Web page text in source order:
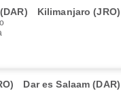
Kilimanjaro (JRO)
Dar es Salaam (DAR)